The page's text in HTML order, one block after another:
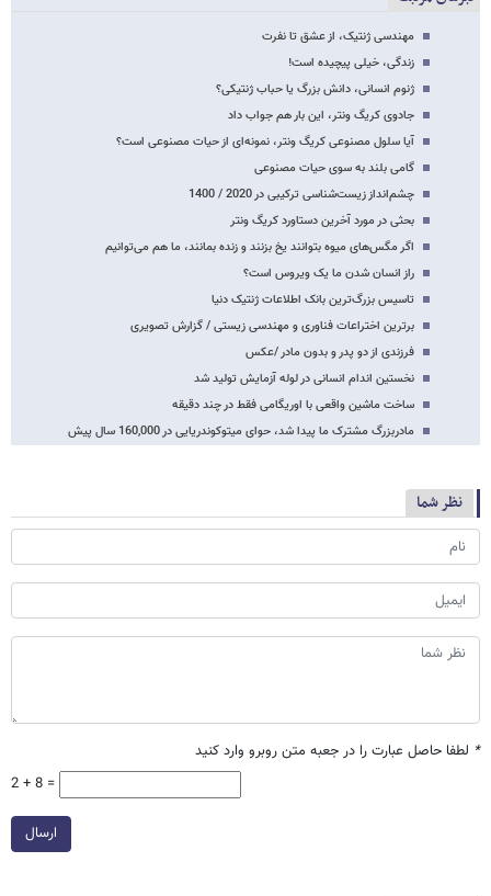
مهندسی ژنتیک، از عشق تا نفرت
زندگی، خیلی‌ پیچیده است!
ژنوم انسانی، دانش بزرگ یا حباب ژنتیکی؟
جادوی کریگ ونتر، این بار هم جواب داد
آیا سلول مصنوعی کریگ ونتر، نمونه‌ای از حیات مصنوعی است؟
گامی بلند به سوی حیات مصنوعی
چشم‌انداز زیست‌شناسی ترکیبی در 2020 / 1400
بحثی در مورد آخرین دستاورد کریگ ونتر
اگر مگس‌های میوه بتوانند یخ بزنند و زنده بمانند، ‌ما هم می‌توانیم
راز انسان شدن ما یک ویروس است؟
تاسیس بزرگ‌ترین بانک اطلاعات ژنتیک دنیا
برترین اختراعات فناوری و مهندسی زیستی / گزارش تصویری
فرزندی از دو پدر و بدون مادر /عکس
نخستین اندام انسانی در لوله آزمایش تولید شد
ساخت ماشین واقعی با اوریگامی فقط در چند دقیقه
مادربزرگ مشترک ما پیدا شد، حوای میتوکوندریایی در 160,000 سال پیش
نظر شما
* لطفا حاصل عبارت را در جعبه متن روبرو وارد کنید
2 + 8 =
ارسال